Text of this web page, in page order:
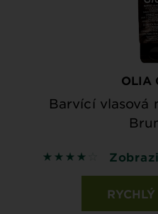
OLIA
Barvící vlasová
4 out of 5 stars